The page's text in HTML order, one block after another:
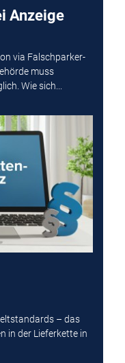
Anzeige
via Falschparker-
muss
Wie sich...
– das
in der Lieferkette in